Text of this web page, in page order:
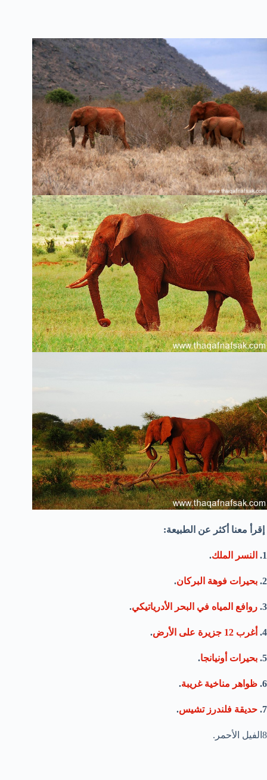
إقرأ معنا أكثر عن الطبيعة:
1. النسر الملك.
2. بحيرات فوهة البركان.
3. روافع المياه في البحر الأدرياتيكي.
4. أغرب 12 جزيرة على الأرض .
5. بحيرات أونيانجا.
6. ظواهر مناخية غريبة.
7. حديقة فلندرز تشيس.
8الفيل الأحمر.